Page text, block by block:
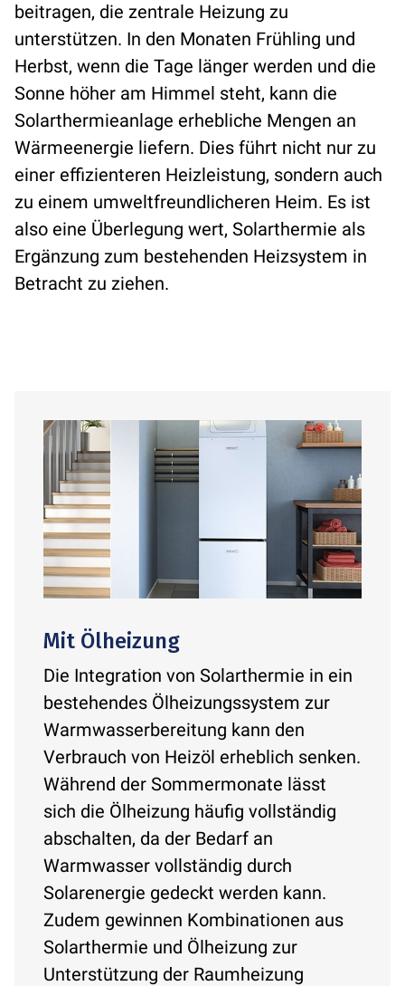
beitragen, die zentrale Heizung zu
unterstützen. In den Monaten Frühling und
Herbst, wenn die Tage länger werden und die
Sonne höher am Himmel steht, kann die
Solarthermieanlage erhebliche Mengen an
Wärmeenergie liefern. Dies führt nicht nur zu
einer effizienteren Heizleistung, sondern auch
zu einem umweltfreundlicheren Heim. Es ist
also eine Überlegung wert, Solarthermie als
Ergänzung zum bestehenden Heizsystem in
Betracht zu ziehen.
Mit Ölheizung
Die Integration von Solarthermie in ein
bestehendes Ölheizungssystem zur
Warmwasserbereitung kann den
Verbrauch von Heizöl erheblich senken.
Während der Sommermonate lässt
sich die Ölheizung häufig vollständig
abschalten, da der Bedarf an
Warmwasser vollständig durch
Solarenergie gedeckt werden kann.
Zudem gewinnen Kombinationen aus
Solarthermie und Ölheizung zur
Unterstützung der Raumheizung